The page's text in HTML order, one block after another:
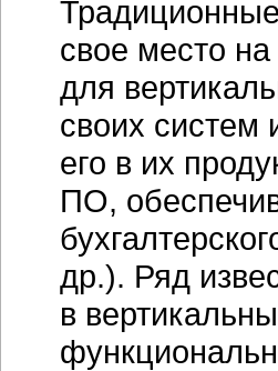
свое место
для
своих систем
его в их
ПО,
др.). Ряд
в